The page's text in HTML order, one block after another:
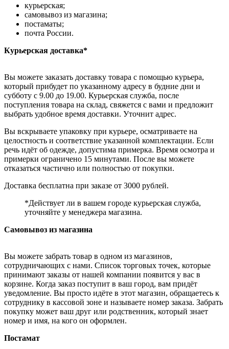
курьерская;
самовывоз из магазина;
постаматы;
почта России.
Курьерская доставка*
Вы можете заказать доставку товара с помощью курьера,
который прибудет по указанному адресу в будние дни и
субботу с 9.00 до 19.00. Курьерская служба, после
поступления товара на склад, свяжется с вами и предложит
выбрать удобное время доставки. Уточнит адрес.
Вы вскрываете упаковку при курьере, осматриваете на
целостность и соответствие указанной комплектации. Если
речь идёт об одежде, допустима примерка. Время осмотра и
примерки ограничено 15 минутами. После вы можете
отказаться частично или полностью от покупки.
Доставка бесплатна при заказе от 3000 рублей.
*Действует ли в вашем городе курьерская служба,
уточняйте у менеджера магазина.
Самовывоз из магазина
Вы можете забрать товар в одном из магазинов,
сотрудничающих с нами. Список торговых точек, которые
принимают заказы от нашей компании появится у вас в
корзине. Когда заказ поступит в ваш город, вам придёт
уведомление. Вы просто идёте в этот магазин, обращаетесь к
сотруднику в кассовой зоне и называете номер заказа. Забрать
покупку может ваш друг или родственник, который знает
номер и имя, на кого он оформлен.
Постамат